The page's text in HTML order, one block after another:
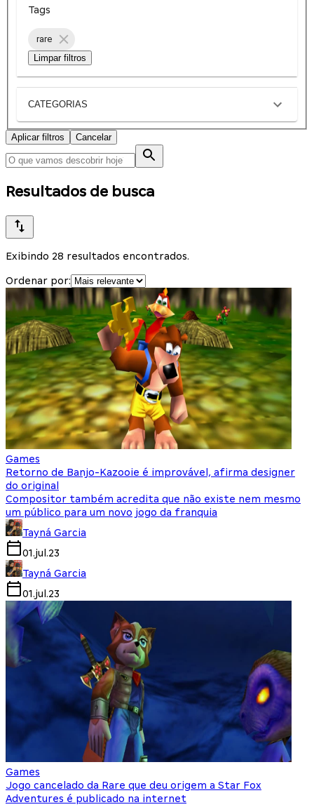
Tags
rare
Limpar filtros
CATEGORIAS
Aplicar filtros Cancelar
Resultados de busca
Exibindo 28 resultados encontrados.
Ordenar por:
Games
Retorno de Banjo-Kazooie é improvável, afirma designer
do original
Compositor também acredita que não existe nem mesmo
um público para um novo jogo da franquia
Tayná Garcia
01.jul.23
Tayná Garcia
01.jul.23
Games
Jogo cancelado da Rare que deu origem a Star Fox
Adventures é publicado na internet